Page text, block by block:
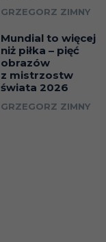
GRZEGORZ ZIMNY
Mundial to więcej
niż piłka – pięć
obrazów
z mistrzostw
świata 2026
GRZEGORZ ZIMNY